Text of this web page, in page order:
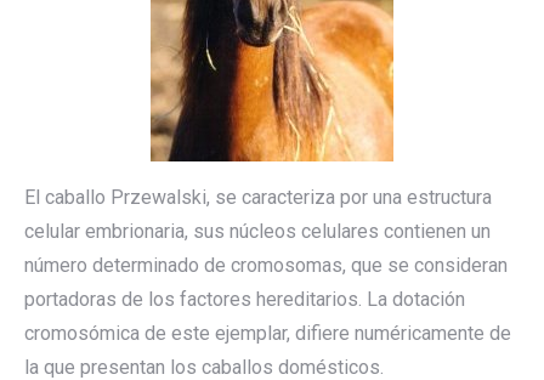
El caballo Przewalski, se caracteriza por una estructura
celular embrionaria, sus núcleos celulares contienen un
número determinado de cromosomas, que se consideran
portadoras de los factores hereditarios. La dotación
cromosómica de este ejemplar, difiere numéricamente de
la que presentan los caballos domésticos.